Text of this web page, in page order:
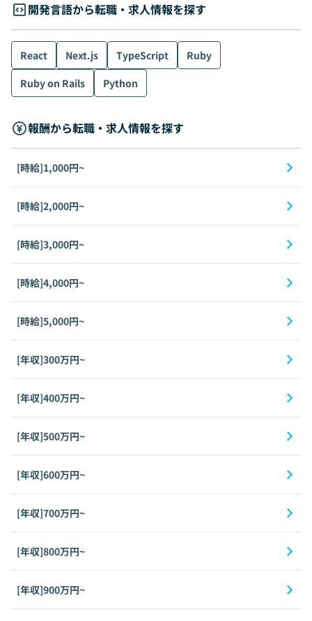
開発言語から転職・求人情報を探す
React Next.js TypeScript
Ruby
Ruby on Rails
Python
報酬から転職・求人情報を探す
[時給]1,000円~
[時給]2,000円~
[時給]3,000円~
[時給]4,000円~
[時給]5,000円~
[年収]300万円~
[年収]400万円~
[年収]500万円~
[年収]600万円~
[年収]700万円~
[年収]800万円~
[年収]900万円~